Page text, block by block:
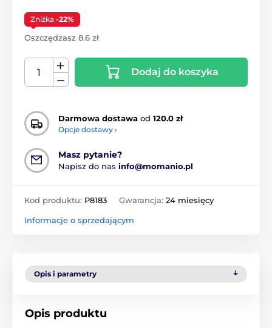
Zniżka -22%
Oszczędzasz 8.6 zł
Dodaj do koszyka
Darmowa dostawa od 120.0 zł
Opcje dostawy ›
Masz pytanie?
Napisz do nas info@momanio.pl
Kod produktu: P8183 Gwarancja: 24 miesięcy
Informacje o sprzedającym
Opis i parametry
Opis produktu